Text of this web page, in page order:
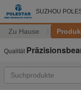
SUZHOU
Zu Hause
Qualität